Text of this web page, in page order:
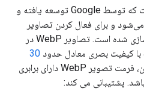
WebP فرمت تصویر جدیدی است که توسط Google توسعه یافته و
می‌شود و برای فعال کردن تصاویر
سریع‌تر و کوچک‌تر در وب بهینه‌سازی شده است. تصاویر WebP در
30
هستند. علاوه بر این، فرمت تصویر WebP دارای برابری
پشتیبانی می کند: